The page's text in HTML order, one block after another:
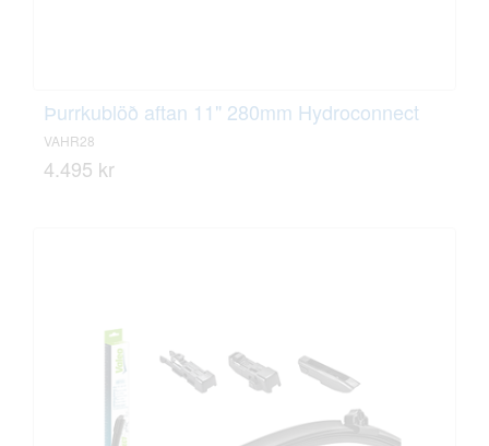
Þurrkublöð aftan 11" 280mm Hydroconnect
VAHR28
4.495 kr